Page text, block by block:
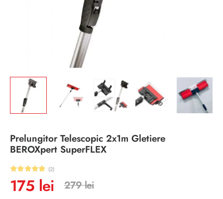
Prelungitor Telescopic 2x1m Gletiere
BEROXpert SuperFLEX
(2)
175 lei 279lei